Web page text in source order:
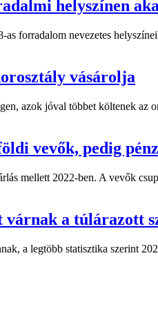
helyszínen
forradalom nevezetes
vásárolja
azok jóval többet költenek az
vevők, pedig
mellett 2022-ben. A vevők
a túlárazott
a legtöbb statisztika szerint